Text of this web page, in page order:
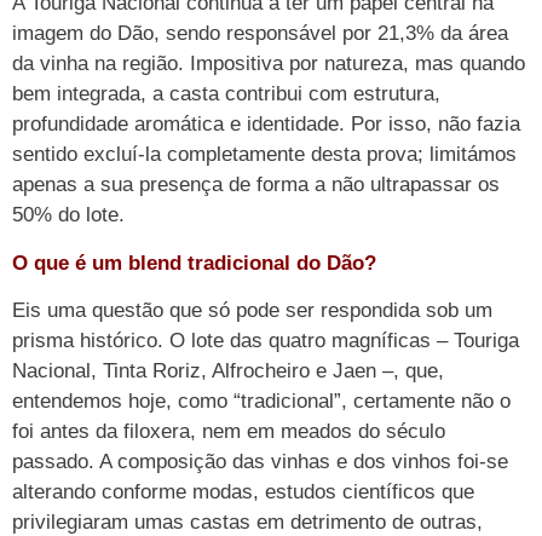
imagem do Dão, sendo responsável por 21,3% da área
da vinha na região. Impositiva por natureza, mas quando
bem integrada, a casta contribui com estrutura,
profundidade aromática e identidade. Por isso, não fazia
sentido excluí-la completamente desta prova; limitámos
apenas a sua presença de forma a não ultrapassar os
50% do lote.
O que é um blend tradicional do Dão?
Eis uma questão que só pode ser respondida sob um
prisma histórico. O lote das quatro magníficas – Touriga
Nacional, Tinta Roriz, Alfrocheiro e Jaen –, que,
entendemos hoje, como “tradicional”, certamente não o
foi antes da filoxera, nem em meados do século
passado. A composição das vinhas e dos vinhos foi-se
alterando conforme modas, estudos científicos que
privilegiaram umas castas em detrimento de outras,